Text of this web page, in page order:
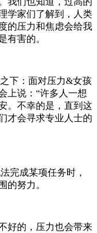
学家们了解到，人类
压力和焦虑会给我
有害的。
下：面对压力&女孩
上说：“许多人一想
。不幸的是，直到这
才会寻求专业人士的
完成某项任务时，
的努力。
的，压力也会带来